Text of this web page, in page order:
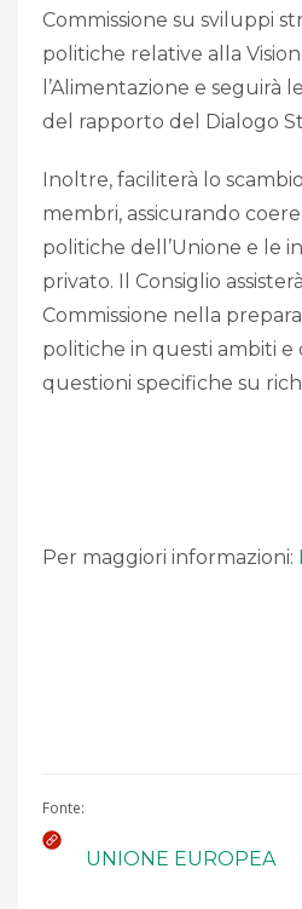
Commissione su sviluppi
politiche relative alla
l’Alimentazione e seguirà
del rapporto del Dialogo
Inoltre, faciliterà lo
membri, assicurando
politiche dell’Unione e le
privato. Il Consiglio
Commissione nella
politiche in questi ambiti e
questioni specifiche su
Per maggiori informazioni:
Fonte:
UNIONE EUROPEA